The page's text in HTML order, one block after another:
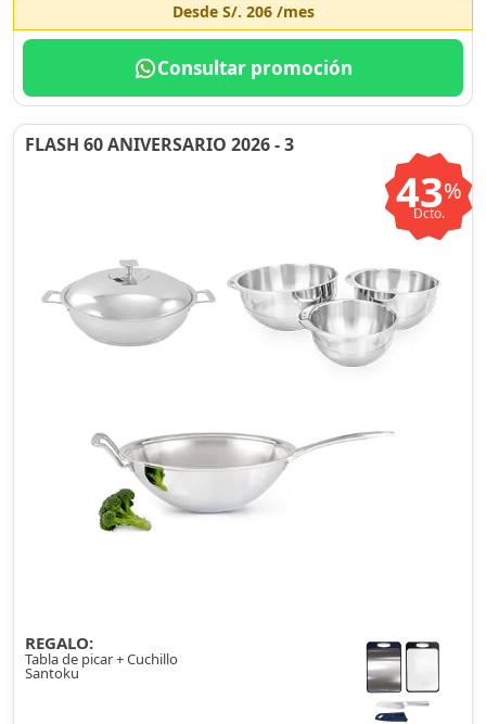
Desde S/. 206/mes
Consultar promoción
FLASH 60 ANIVERSARIO 2026 - 3
43%
Dcto.
REGALO:
Tabla de picar + Cuchillo
Santoku